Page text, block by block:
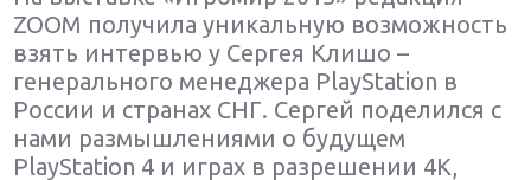
ZOOM получила уникальную возможность
взять интервью у Сергея Клишо –
генерального менеджера PlayStation в
России и странах СНГ. Сергей поделился с
нами размышлениями о будущем
PlayStation 4 и играх в разрешении 4К,